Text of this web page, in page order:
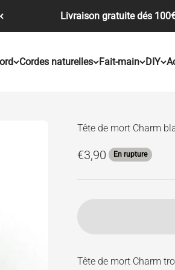
Livraison gratuite dés
Cordes naturelles Fait-main DIY
Tête de mort Charm
Prix de vente
€3,90 En rupture
Tête de mort Charm